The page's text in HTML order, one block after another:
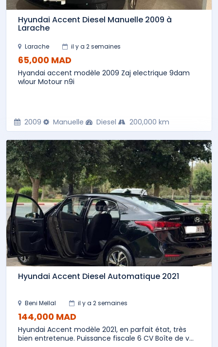
Hyundai Accent Diesel Manuelle 2009 à
Larache
Larache il y a 2 semaines
65,000 MAD
Hyandai accent modèle 2009 Zaj electrique 9dam
wlour Motour n9i
2009 Manuelle Diesel 200,000 km
Hyundai Accent Diesel Automatique 2021
Beni Mellal il y a 2 semaines
144,000 MAD
Hyundai Accent modèle 2021, en parfait état, très
bien entretenue. Puissance fiscale 6 CV Boîte de v...